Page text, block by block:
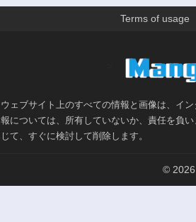
Terms of usage
ウェブサイト上のすべての情報と画像は、イ
報については、所有していないか、責任を負
じて、すぐに検討して削除します。
©